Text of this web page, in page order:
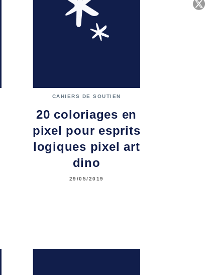
CAHIERS DE SOUTIEN
20 coloriages en
pixel pour esprits
logiques pixel art
dino
29/05/2019